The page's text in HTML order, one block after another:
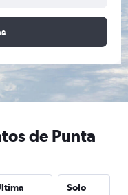
de Punta
Solo